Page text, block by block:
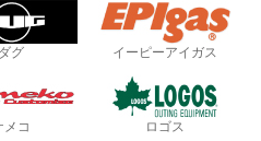
ダグ イーピーアイガス
メコ ロゴス